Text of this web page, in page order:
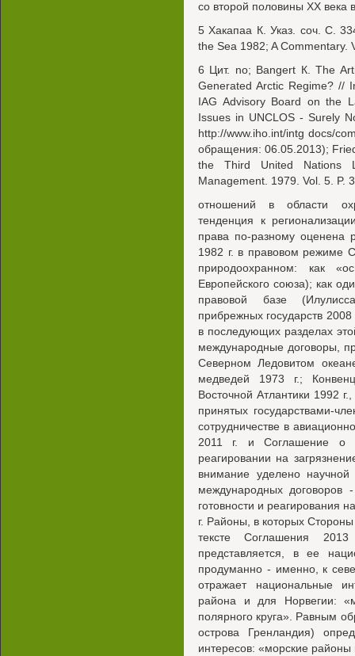
со второй половины XX века
5 Хакапаа К. Указ. соч. С.
the Sea 1982; A Commentary.
6 Цит. no; Bangert К. The
Generated Arctic Regime? //
IAG Advisory Board on the
Issues in UNCLOS - Surely
http://www.iho.int/intg docs/
обращения: 06.05.2013);
the Third United Nations
Management. 1979. Vol. 5. P.
отношений в области
тенденция к
права по-разному
1982 г. в правовом режиме
природоохранном: как
Европейского союза); как
правовой базе
прибрежных государств
в последующих разделах
международные договоры,
Северном Ледовитом
медведей 1973 г.;
Восточной Атлантики 1992
принятых государствами-
сотрудничестве в
2011 г. и Соглашение о
реагировании на
внимание уделено
международных договоров
готовности и реагирования
г. Районы, в которых
тексте Соглашения
представляется, в ее
продуманно - именно, к
отражает национальные
района и для Норвегии:
полярного круга». Равным
острова Гренландия)
интересов: «морские